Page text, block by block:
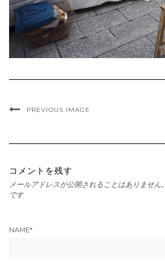
PREVIOUS IMAGE
コメントを残す
メールアドレスが公開されることはありません。
です
NAME*